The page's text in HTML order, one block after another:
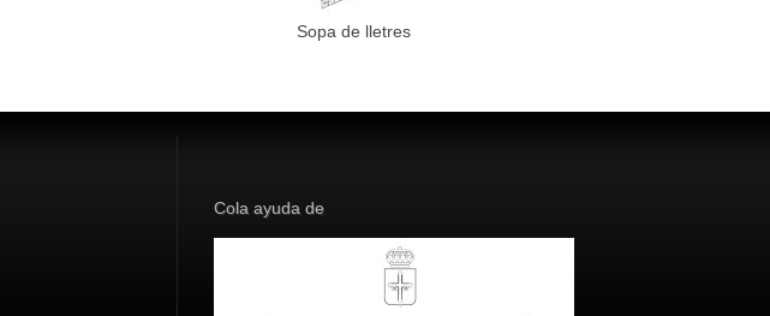
Sopa de lletres
Cola ayuda de